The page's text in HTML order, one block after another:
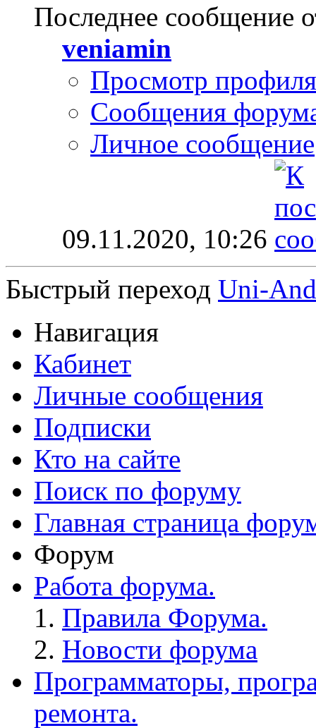
Последнее сообщение
veniamin
Просмотр профиля
Сообщения
Личное сообщение
09.11.2020, 10:26
Быстрый переход Uni-
Навигация
Кабинет
Личные сообщения
Подписки
Кто на сайте
Поиск по форуму
Главная страница
Форум
Работа форума.
Правила Форума.
Новости форума
Программаторы,
ремонта.